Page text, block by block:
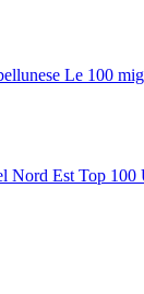
Le 100
Nord Est Top 100